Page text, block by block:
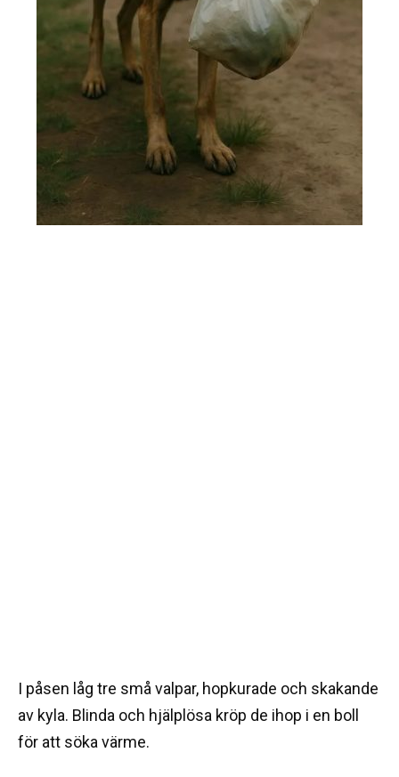
I påsen låg tre små valpar, hopkurade och skakande
av kyla. Blinda och hjälplösa kröp de ihop i en boll
för att söka värme.